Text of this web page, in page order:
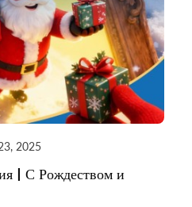
2025
| С Рождеством и